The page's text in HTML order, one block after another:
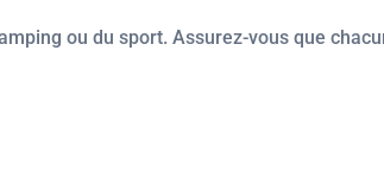
ou du sport. Assurez-vous que